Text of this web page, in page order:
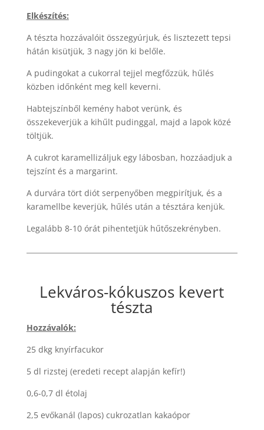
Elkészítés:
A tészta hozzávalóit összegyúrjuk, és lisztezett tepsi
hátán kisütjük, 3 nagy jön ki belőle.
A pudingokat a cukorral tejjel megfőzzük, hűlés
közben időnként meg kell keverni.
Habtejszínből kemény habot verünk, és
összekeverjük a kihűlt pudinggal, majd a lapok közé
töltjük.
A cukrot karamellizáljuk egy lábosban, hozzáadjuk a
tejszínt és a margarint.
A durvára tört diót serpenyőben megpirítjuk, és a
karamellbe keverjük, hűlés után a tésztára kenjük.
Legalább 8-10 órát pihentetjük hűtőszekrényben.
Lekváros-kókuszos kevert
tészta
Hozzávalók:
25 dkg knyírfacukor
5 dl rizstej (eredeti recept alapján kefír!)
0,6-0,7 dl étolaj
2,5 evőkanál (lapos) cukrozatlan kakaópor